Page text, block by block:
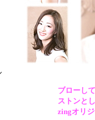
ブローし
ストンと
zingオリ